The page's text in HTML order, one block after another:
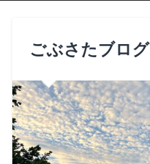
ごぶさたブログ